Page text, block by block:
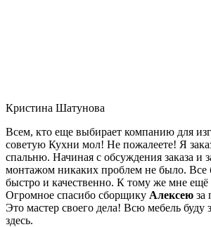
Кристина Шатунова
Всем, кто еще выбирает компанию для
советую Кухни мол! Не пожалеете! Я
спальню. Начиная с обсуждения заказа и
монтажом никаких проблем не было. Все
быстро и качественно. К тому же мне ещё
Огромное спасибо сборщику Алексею за
Это мастер своего дела! Всю мебель буду
здесь.